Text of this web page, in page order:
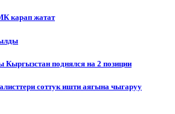
карап жатат
Кыргызстан поднялся на 2 позиции
соттук ишти аягына чыгаруу